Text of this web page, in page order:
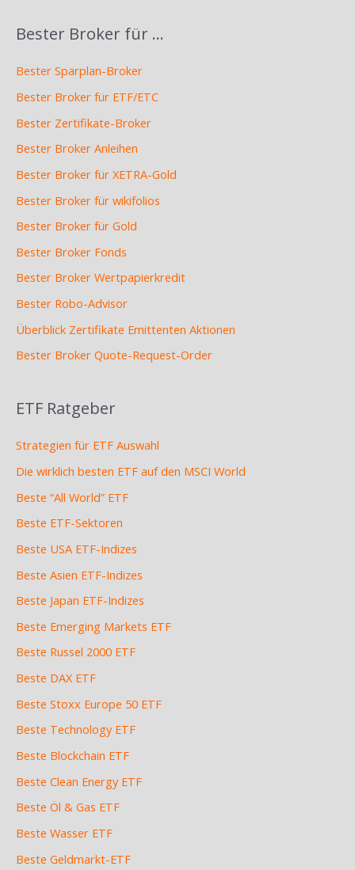
Bester Broker für …
Bester Sparplan-Broker
Bester Broker für ETF/ETC
Bester Zertifikate-Broker
Bester Broker Anleihen
Bester Broker für XETRA-Gold
Bester Broker für wikifolios
Bester Broker für Gold
Bester Broker Fonds
Bester Broker Wertpapierkredit
Bester Robo-Advisor
Überblick Zertifikate Emittenten Aktionen
Bester Broker Quote-Request-Order
ETF Ratgeber
Strategien für ETF Auswahl
Die wirklich besten ETF auf den MSCI World
Beste “All World” ETF
Beste ETF-Sektoren
Beste USA ETF-Indizes
Beste Asien ETF-Indizes
Beste Japan ETF-Indizes
Beste Emerging Markets ETF
Beste Russel 2000 ETF
Beste DAX ETF
Beste Stoxx Europe 50 ETF
Beste Technology ETF
Beste Blockchain ETF
Beste Clean Energy ETF
Beste Öl & Gas ETF
Beste Wasser ETF
Beste Geldmarkt-ETF